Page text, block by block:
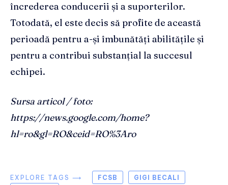
încrederea conducerii și a suporterilor.
Totodată, el este decis să profite de această
perioadă pentru a-și îmbunătăți abilitățile și
pentru a contribui substanțial la succesul
echipei.
Sursa articol / foto:
https://news.google.com/home?
hl=ro&gl=RO&ceid=RO%3Aro
EXPLORE TAGS ⟶ FCSB
GIGI BECALI